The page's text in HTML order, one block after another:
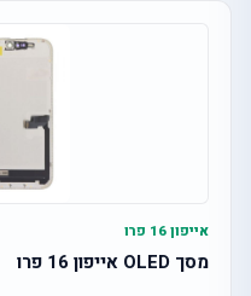
אייפון 16 פרו
מסך OLED אייפון 16 פרו